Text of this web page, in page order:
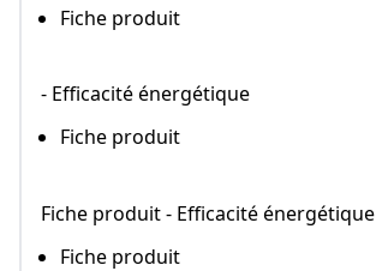
Fiche produit
- Efficacité énergétique
Fiche produit
Fiche produit - Efficacité énergétique
Fiche produit